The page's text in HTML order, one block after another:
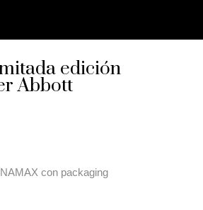
edición
Abbott
con packaging